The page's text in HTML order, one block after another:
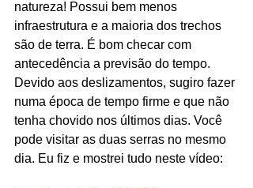
natureza! Possui bem menos
infraestrutura e a maioria dos trechos
são de terra. É bom checar com
antecedência a previsão do tempo.
Devido aos deslizamentos, sugiro fazer
numa época de tempo firme e que não
tenha chovido nos últimos dias. Você
pode visitar as duas serras no mesmo
dia. Eu fiz e mostrei tudo neste vídeo: